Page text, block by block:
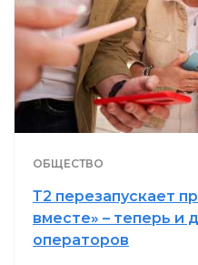
ОБЩЕСТВО
Т2 перезапускает
вместе» – теперь и
операторов